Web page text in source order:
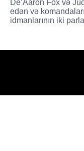
De’Aaron Fox və
edən və
idmanlarının iki